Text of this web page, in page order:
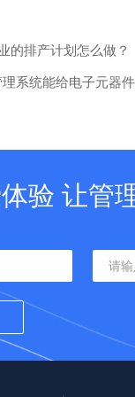
的排产计划怎么做？
系统能给电子元器
验 让管